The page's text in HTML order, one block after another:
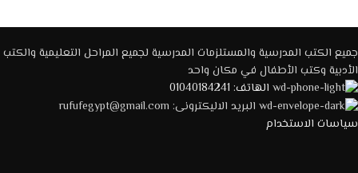
جميع الكتب المدرسية والمستلزمات المدرسية لجميع المراحل التعليمية والكتب
الأدبية وكتب الأطفال في مكان واحد
الهاتف: 01040184241
البريد الاليكترونى: rufufegypt@gmail.com
سياسات الاستخدام